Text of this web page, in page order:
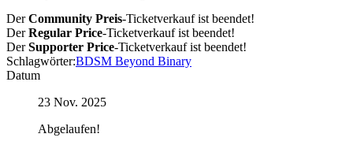
DerCommunity Preis-Ticketverkauf ist beendet!
DerRegular Price-Ticketverkauf ist beendet!
DerSupporter Price-Ticketverkauf ist beendet!
Schlagwörter:BDSM Beyond Binary
Datum
23 Nov. 2025
Abgelaufen!